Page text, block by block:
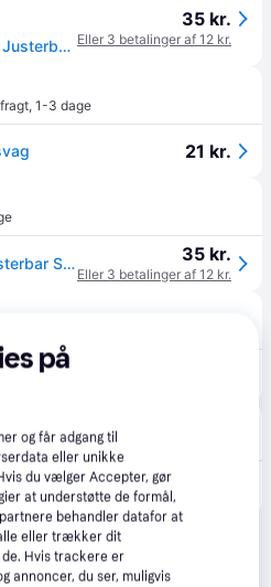
Højfrekvens Hundefløjte Justerbar Stor
35 kr.
Eller 3 betalinger af 12 kr.
, 1-3 dage
21 kr.
Højfrekvens Hundefløjte Justerbar Stor 35 kr.
Eller 3 betalinger af 12 kr.
på
og får adgang til
eller unikke
du vælger Accepter, gør
at understøtte de formål,
behandler datafor at
eller trækker dit
Hvis trackere er
annoncer, du ser, muligvis